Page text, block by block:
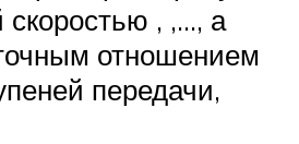
скоростью , ,…, а
отношением
передачи,